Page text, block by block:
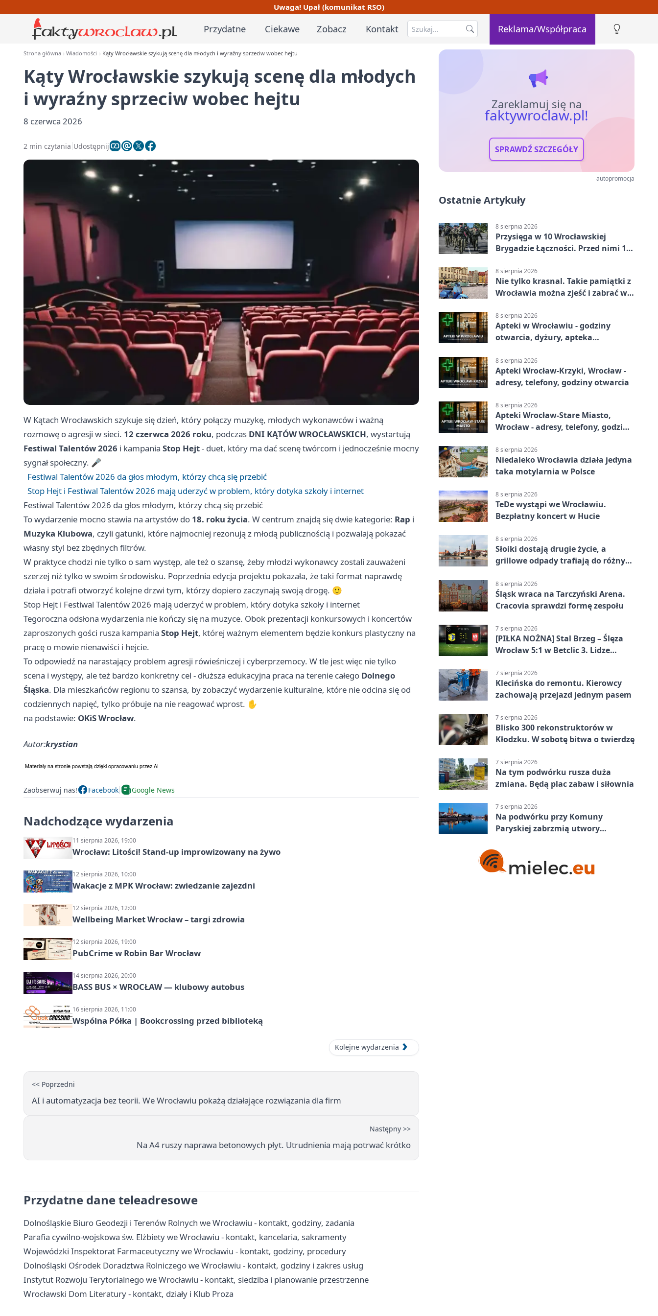
Uwaga! Upał (komunikat RSO)
Przydatne Ciekawe Zobacz Kontakt Reklama/Współpraca
Strona główna Wiadomości Kąty Wrocławskie szykują scenę dla młodych i wyraźny sprzeciw wobec hejtu
Kąty Wrocławskie szykują scenę dla młodych
i wyraźny sprzeciw wobec hejtu
8 czerwca 2026
2 min czytania Udostępnij
W Kątach Wrocławskich szykuje się dzień, który połączy muzykę, młodych wykonawców i ważną
rozmowę o agresji w sieci. 12 czerwca 2026 roku, podczas DNI KĄTÓW WROCŁAWSKICH, wystartują
Festiwal Talentów 2026 i kampania Stop Hejt- duet, który ma dać scenę twórcom i jednocześnie mocny
sygnał społeczny. 🎤
Festiwal Talentów 2026 da głos młodym, którzy chcą się przebić
Stop Hejt i Festiwal Talentów 2026 mają uderzyć w problem, który dotyka szkoły i internet
Festiwal Talentów 2026 da głos młodym, którzy chcą się przebić
To wydarzenie mocno stawia na artystów do 18. roku życia. W centrum znajdą się dwie kategorie: Rap i
Muzyka Klubowa, czyli gatunki, które najmocniej rezonują z młodą publicznością i pozwalają pokazać
własny styl bez zbędnych filtrów.
W praktyce chodzi nie tylko o sam występ, ale też o szansę, żeby młodzi wykonawcy zostali zauważeni
szerzej niż tylko w swoim środowisku. Poprzednia edycja projektu pokazała, że taki format naprawdę
działa i potrafi otworzyć kolejne drzwi tym, którzy dopiero zaczynają swoją drogę. 🙂
Stop Hejt i Festiwal Talentów 2026 mają uderzyć w problem, który dotyka szkoły i internet
Tegoroczna odsłona wydarzenia nie kończy się na muzyce. Obok prezentacji konkursowych i koncertów
zaproszonych gości rusza kampania Stop Hejt, której ważnym elementem będzie konkurs plastyczny na
pracę o mowie nienawiści i hejcie.
To odpowiedź na narastający problem agresji rówieśniczej i cyberprzemocy. W tle jest więc nie tylko
scena i występy, ale też bardzo konkretny cel - dłuższa edukacyjna praca na terenie całego Dolnego
Śląska. Dla mieszkańców regionu to szansa, by zobaczyć wydarzenie kulturalne, które nie odcina się od
codziennych napięć, tylko próbuje na nie reagować wprost. ✋
na podstawie: OKiS Wrocław.
Autor:krystian
Zaobserwuj nas! Facebook Google News
Nadchodzące wydarzenia
11 sierpnia 2026, 19:00
Wrocław: Litości! Stand-up improwizowany na żywo
12 sierpnia 2026, 10:00
Wakacje z MPK Wrocław: zwiedzanie zajezdni
12 sierpnia 2026, 12:00
Wellbeing Market Wrocław – targi zdrowia
12 sierpnia 2026, 19:00
PubCrime w Robin Bar Wrocław
14 sierpnia 2026, 20:00
BASS BUS × WROCŁAW — klubowy autobus
16 sierpnia 2026, 11:00
Wspólna Półka | Bookcrossing przed biblioteką
Kolejne wydarzenia
<< Poprzedni
AI i automatyzacja bez teorii. We Wrocławiu pokażą działające rozwiązania dla firm
Następny >>
Na A4 ruszy naprawa betonowych płyt. Utrudnienia mają potrwać krótko
Przydatne dane teleadresowe
Dolnośląskie Biuro Geodezji i Terenów Rolnych we Wrocławiu - kontakt, godziny, zadania
Parafia cywilno-wojskowa św. Elżbiety we Wrocławiu - kontakt, kancelaria, sakramenty
Wojewódzki Inspektorat Farmaceutyczny we Wrocławiu - kontakt, godziny, procedury
Dolnośląski Ośrodek Doradztwa Rolniczego we Wrocławiu - kontakt, godziny i zakres usług
Instytut Rozwoju Terytorialnego we Wrocławiu - kontakt, siedziba i planowanie przestrzenne
Wrocławski Dom Literatury - kontakt, działy i Klub Proza
Zareklamuj się na
faktywroclaw.pl!
SPRAWDŹ SZCZEGÓŁY
autopromocja
Ostatnie Artykuły
8 sierpnia 2026
Przysięga w 10 Wrocławskiej
Brygadzie Łączności. Przed nimi 11
8 sierpnia 2026
Nie tylko krasnal. Takie pamiątki z
Wrocławia można zjeść i zabrać w
8 sierpnia 2026
Apteki w Wrocławiu - godziny
otwarcia, dyżury, apteka
8 sierpnia 2026
Apteki Wrocław-Krzyki, Wrocław -
adresy, telefony, godziny otwarcia
8 sierpnia 2026
Apteki Wrocław-Stare Miasto,
Wrocław - adresy, telefony, godziny
8 sierpnia 2026
Niedaleko Wrocławia działa jedyna
taka motylarnia w Polsce
8 sierpnia 2026
TeDe wystąpi we Wrocławiu.
Bezpłatny koncert w Hucie
8 sierpnia 2026
Słoiki dostają drugie życie, a
grillowe odpady trafiają do różnych
8 sierpnia 2026
Śląsk wraca na Tarczyński Arena.
Cracovia sprawdzi formę zespołu
7 sierpnia 2026
[PIŁKA NOŻNA] Stal Brzeg – Ślęza
Wrocław 5:1 w Betclic 3. Lidze
porażka wrocławian
7 sierpnia 2026
Klecińska do remontu. Kierowcy
zachowają przejazd jednym pasem
7 sierpnia 2026
Blisko 300 rekonstruktorów w
Kłodzku. W sobotę bitwa o twierdzę
7 sierpnia 2026
Na tym podwórku rusza duża
zmiana. Będą plac zabaw i siłownia
7 sierpnia 2026
Na podwórku przy Komuny
Paryskiej zabrzmią utwory